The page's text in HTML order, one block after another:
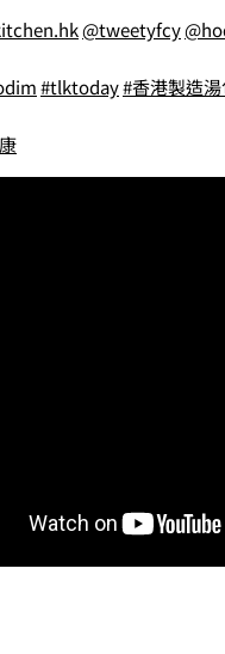
@tweetyfcy
#tlktoday#香港製造